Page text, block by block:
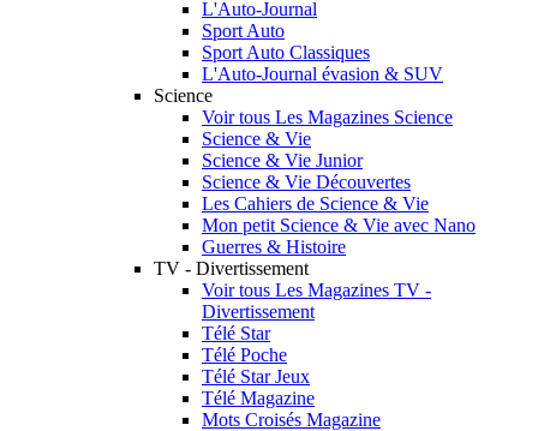
L'Auto-Journal
Sport Auto
Sport Auto Classiques
L'Auto-Journal évasion & SUV
Science
Voir tous Les Magazines Science
Science & Vie
Science & Vie Junior
Science & Vie Découvertes
Les Cahiers de Science & Vie
Mon petit Science & Vie avec Nano
Guerres & Histoire
TV - Divertissement
Voir tous Les Magazines TV -
Divertissement
Télé Star
Télé Poche
Télé Star Jeux
Télé Magazine
Mots Croisés Magazine